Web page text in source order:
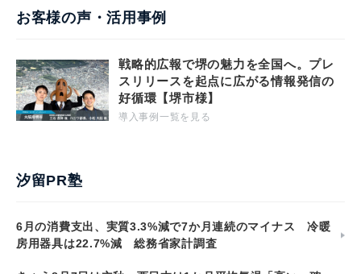
お客様の声・活用事例
戦略的広報で堺の魅力を全国へ。プレ
スリリースを起点に広がる情報発信の
好循環【堺市様】
導入事例一覧を見る
汐留PR塾
6月の消費支出、実質3.3%減で7か月連続のマイナス 冷暖
房用器具は22.7%減 総務省家計調査